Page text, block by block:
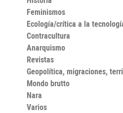
Feminismos
Ecología/crítica a la
Contracultura
Anarquismo
Revistas
Geopolítica, migraciones,
Mondo brutto
Nara
Varios